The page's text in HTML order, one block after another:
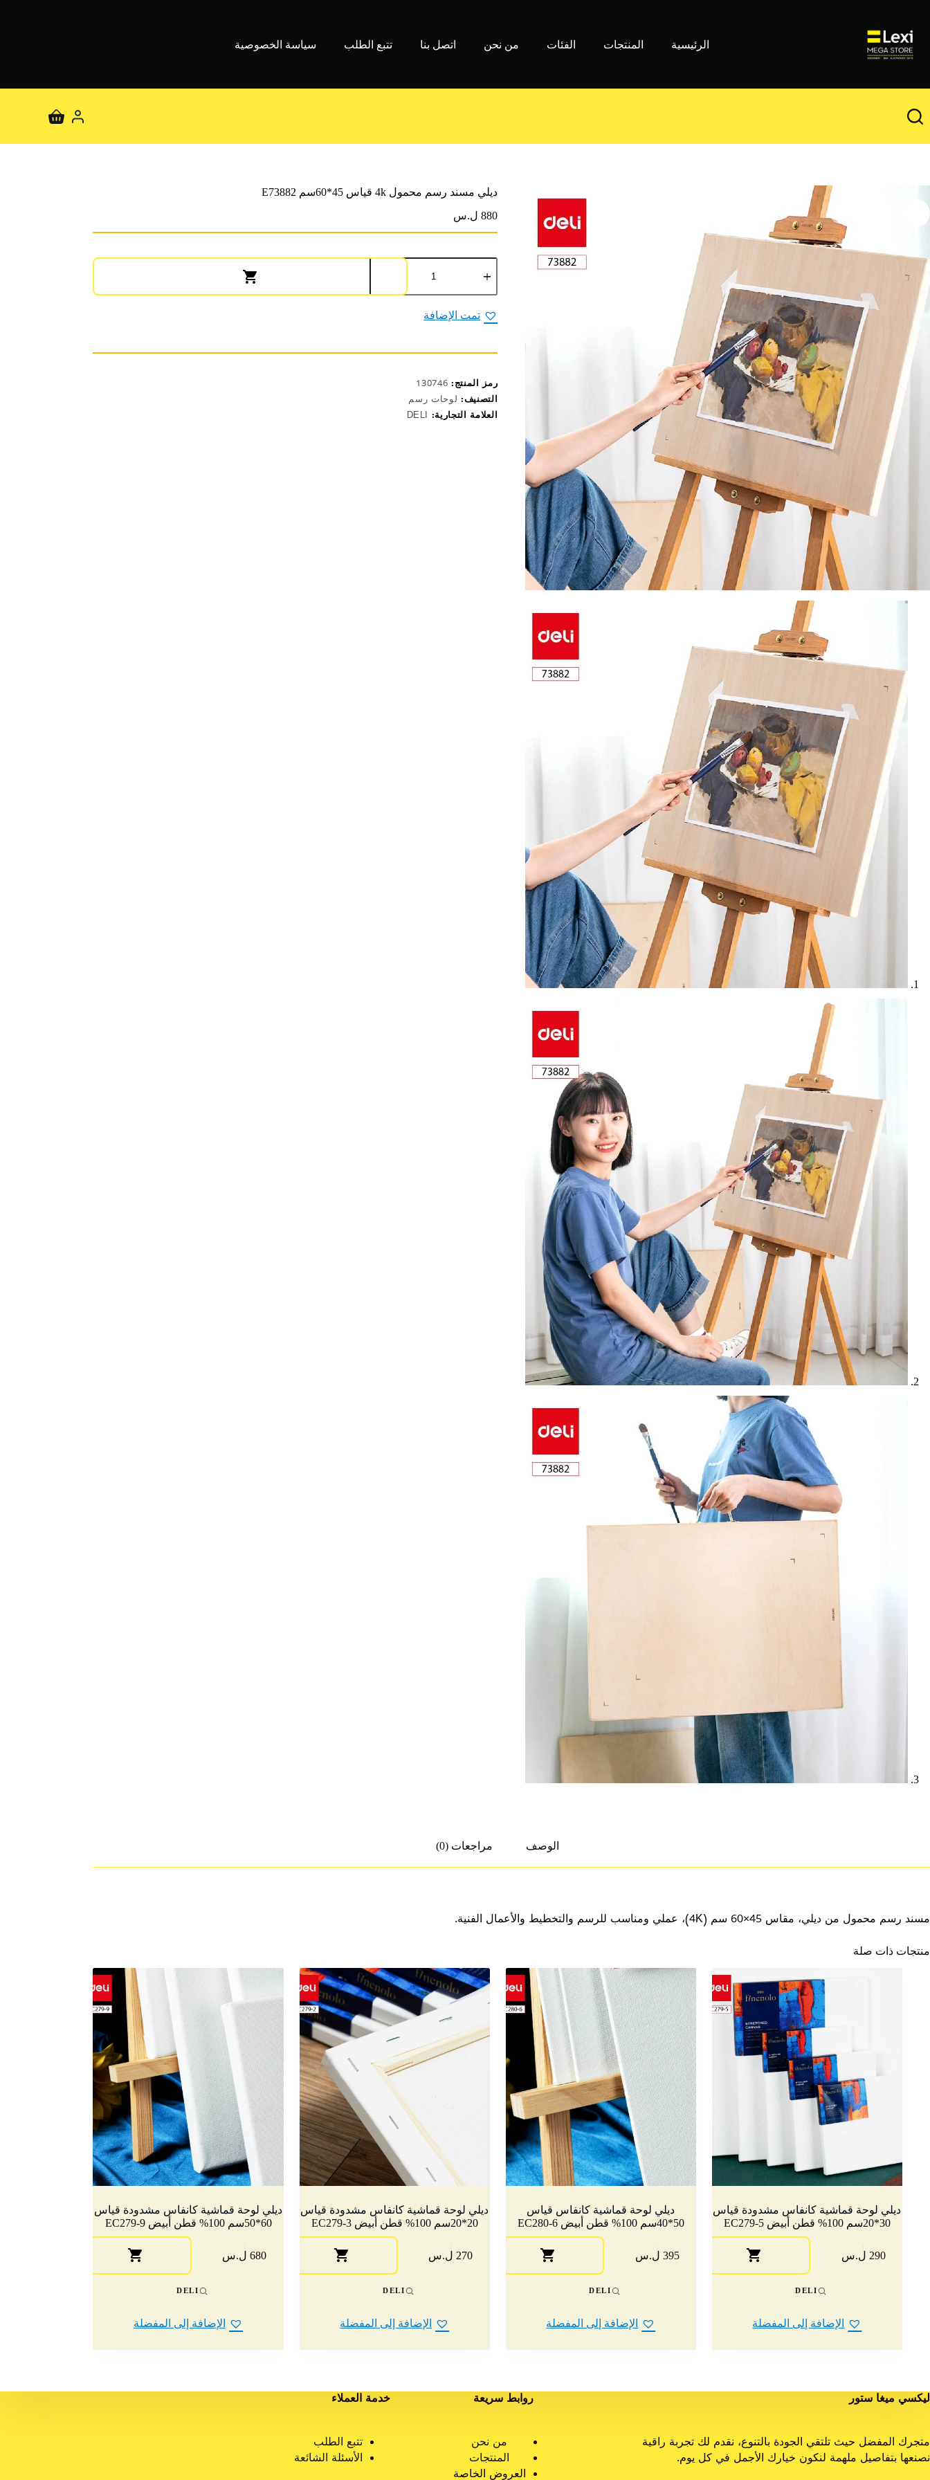
المحتوى
الرئيسية
المنتجات الفئات من نحن اتصل بنا تتبع الطلب سياسة الخصوصية
عربة
ديلي مسند رسم محمول 4k قياس 45*60سم E73882
880 ل.س
كمية
ديلي
محمول
4k
تمت الإضافة
رمز المنتج: 130746
التصنيف: لوحات رسم
العلامة التجارية: DELI
الوصف مراجعات (0)
مسند رسم محمول من ديلي، مقاس 45×60 سم (4K)، عملي ومناسب للرسم والتخطيط والأعمال الفنية.
منتجات ذات صلة
ديلي لوحة قماشية كانفاس مشدودة قياس
30*20سم 100% قطن أبيض EC279-5
290 ل.س
DELI
الإضافة إلى المفضلة
ديلي لوحة قماشية كانفاس قياس
50*40سم 100% قطن أبيض EC280-6
395 ل.س
DELI
الإضافة إلى المفضلة
ديلي لوحة قماشية كانفاس مشدودة قياس
20*20سم 100% قطن أبيض EC279-3
270 ل.س
DELI
الإضافة إلى المفضلة
ديلي لوحة قماشية كانفاس مشدودة قياس
60*50سم 100% قطن أبيض EC279-9
680 ل.س
DELI
الإضافة إلى المفضلة
ليكسي ميغا ستور
متجرك المفضل حيث تلتقي الجودة بالتنوع، نقدم لك تجربة راقية
نصنعها بتفاصيل ملهمة لنكون خيارك الأجمل في كل يوم.
روابط سريعة
من نحن
المنتجات
العروض الخاصة
خدمة العملاء
تتبع الطلب
الأسئلة الشائعة